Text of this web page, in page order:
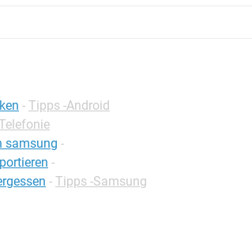
- Tipps -Android
samsung -
-
- Tipps -Samsung